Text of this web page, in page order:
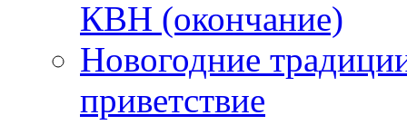
КВН (окончание)
Новогодние
приветствие